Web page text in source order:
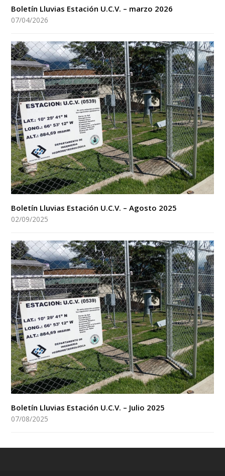
Boletín Lluvias Estación U.C.V. – marzo 2026
07/04/2026
Boletín Lluvias Estación U.C.V. – Agosto 2025
02/09/2025
Boletín Lluvias Estación U.C.V. – Julio 2025
07/08/2025